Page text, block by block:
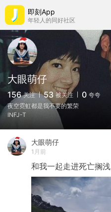
即刻App
年轻人的同好社区
大眼萌仔
156 关注 53 被关注 0 夸夸
夜空霓虹都是我不要的繁荣
INFJ-T
大眼萌仔
1月前
和我一起走进死亡搁浅